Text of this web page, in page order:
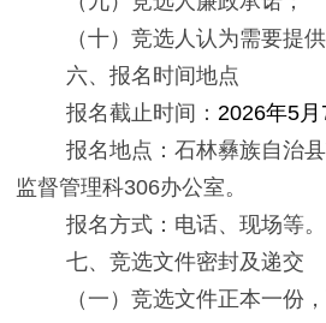
（十）竞选人认为需要提供
六、报名时间地点
报名截止时间：2026年5月
报名地点：石林彝族自治
监督管理科306办公室。
报名方式：电话、现场等。
七、竞选文件密封及递交
（一）竞选文件正本一份